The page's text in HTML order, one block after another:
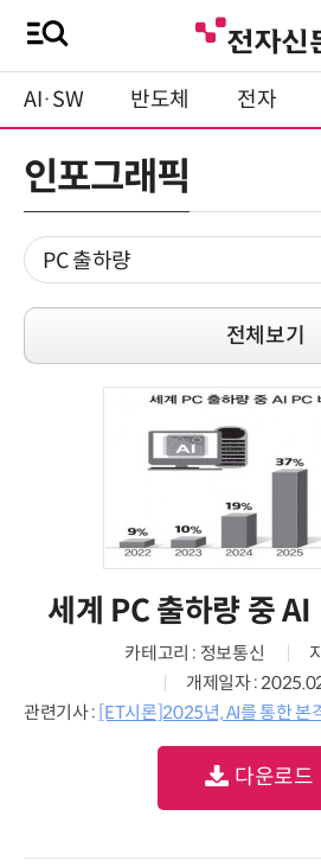
AI·SW 반도체 전자
인포그래픽
전체보기
세계 PC 출하량 중
카테고리 : 정보통신
개제일자 :
관련기사 : [ET시론]2025년, AI를 통한 본격적인 비
다운로드